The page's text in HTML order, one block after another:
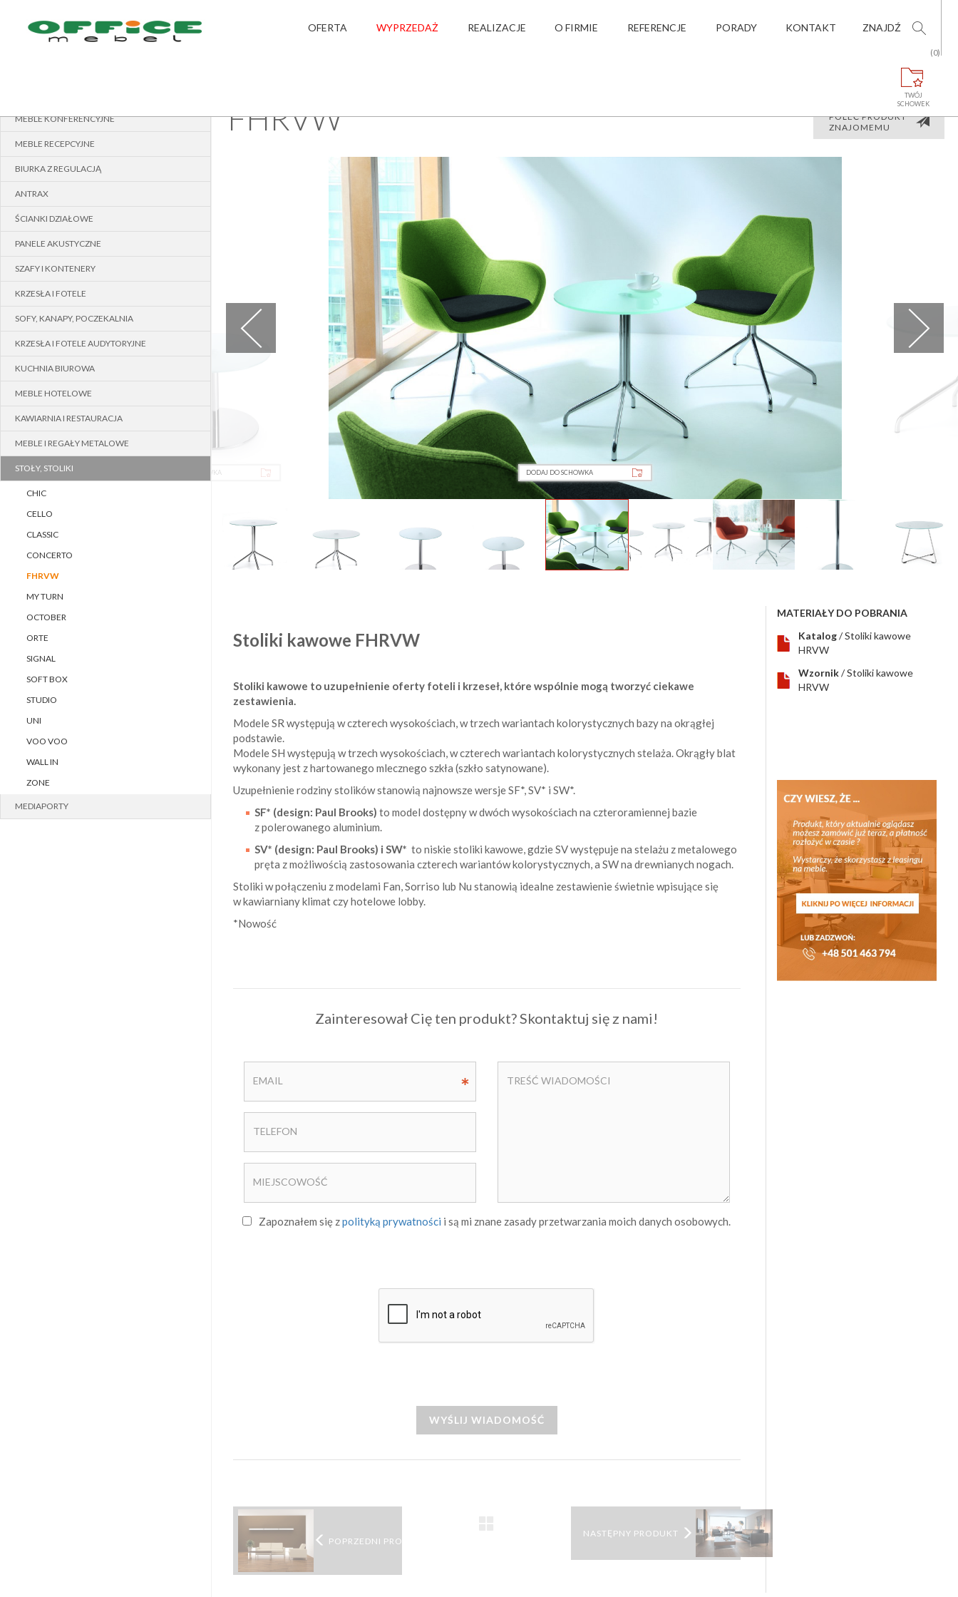
OFERTA WYPRZEDAŻ REALIZACJE O FIRMIE REFERENCJE PORADY KONTAKT ZNAJDŹ
TWÓJ
SCHOWEK
(0)
MEBLE KONFERENCYJNE
MEBLE RECEPCYJNE
BIURKA Z REGULACJĄ
ANTRAX
ŚCIANKI DZIAŁOWE
PANELE AKUSTYCZNE
SZAFY I KONTENERY
KRZESŁA I FOTELE
SOFY, KANAPY, POCZEKALNIA
KRZESŁA I FOTELE AUDYTORYJNE
KUCHNIA BIUROWA
MEBLE HOTELOWE
KAWIARNIA I RESTAURACJA
MEBLE I REGAŁY METALOWE
STOŁY, STOLIKI
CHIC
CELLO
CLASSIC
CONCERTO
FHRVW
MY TURN
OCTOBER
ORTE
SIGNAL
SOFT BOX
STUDIO
UNI
VOO VOO
WALL IN
ZONE
MEDIAPORTY
FHRVW
POLEĆ PRODUKT
ZNAJOMEMU
DODAJ DO SCHOWKA DODAJ DO SCHOWKA
Stoliki kawowe FHRVW
Stoliki kawowe to uzupełnienie oferty foteli i krzeseł, które wspólnie mogą tworzyć ciekawe
zestawienia.
Modele SR występują w czterech wysokościach, w trzech wariantach kolorystycznych bazy na okrągłej
podstawie.
Modele SH występują w trzech wysokościach, w czterech wariantach kolorystycznych stelaża. Okrągły blat
wykonany jest z hartowanego mlecznego szkła (szkło satynowane).
Uzupełnienie rodziny stolików stanowią najnowsze wersje SF*, SV* i SW*.
SF* (design: Paul Brooks) to model dostępny w dwóch wysokościach na czteroramiennej bazie
z polerowanego aluminium.
SV* (design: Paul Brooks) i SW* to niskie stoliki kawowe, gdzie SV występuje na stelażu z metalowego
pręta z możliwością zastosowania czterech wariantów kolorystycznych, a SW na drewnianych nogach.
Stoliki w połączeniu z modelami Fan, Sorriso lub Nu stanowią idealne zestawienie świetnie wpisujące się
w kawiarniany klimat czy hotelowe lobby.
*Nowość
Zainteresował Cię ten produkt? Skontaktuj się z nami!
Zapoznałem się zpolityką prywatności i są mi znane zasady przetwarzania moich danych osobowych.
WYŚLIJ WIADOMOŚĆ
POPRZEDNI PRODUKT
NASTĘPNY PRODUKT
MATERIAŁY DO POBRANIA
Katalog/ Stoliki kawowe
HRVW
Wzornik/ Stoliki kawowe
HRVW